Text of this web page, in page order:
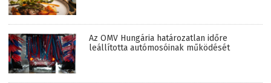
Az OMV Hungária határozatlan időre
leállította autómosóinak működését